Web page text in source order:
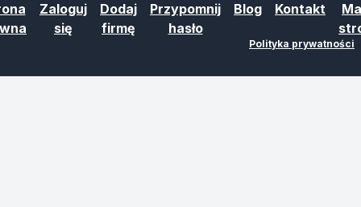
Zaloguj
się
Dodaj
firmę
Przypomnij
hasło
Blog Kontakt
Polityka prywatności